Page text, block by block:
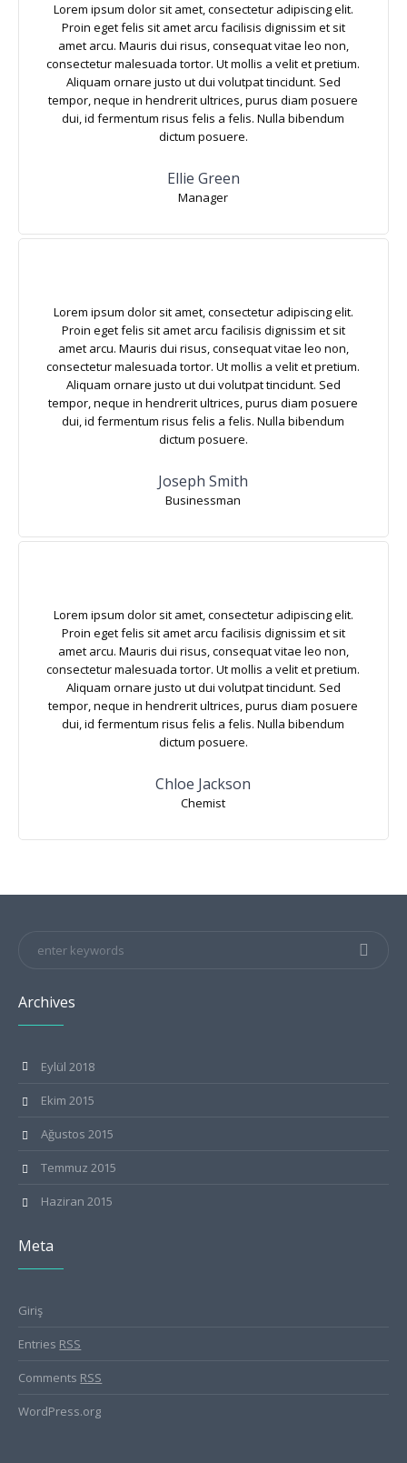
Lorem ipsum dolor sit amet, consectetur adipiscing elit.
Proin eget felis sit amet arcu facilisis dignissim et sit
amet arcu. Mauris dui risus, consequat vitae leo non,
consectetur malesuada tortor. Ut mollis a velit et pretium.
Aliquam ornare justo ut dui volutpat tincidunt. Sed
tempor, neque in hendrerit ultrices, purus diam posuere
dui, id fermentum risus felis a felis. Nulla bibendum
dictum posuere.
Ellie Green
Manager
Lorem ipsum dolor sit amet, consectetur adipiscing elit.
Proin eget felis sit amet arcu facilisis dignissim et sit
amet arcu. Mauris dui risus, consequat vitae leo non,
consectetur malesuada tortor. Ut mollis a velit et pretium.
Aliquam ornare justo ut dui volutpat tincidunt. Sed
tempor, neque in hendrerit ultrices, purus diam posuere
dui, id fermentum risus felis a felis. Nulla bibendum
dictum posuere.
Joseph Smith
Businessman
Lorem ipsum dolor sit amet, consectetur adipiscing elit.
Proin eget felis sit amet arcu facilisis dignissim et sit
amet arcu. Mauris dui risus, consequat vitae leo non,
consectetur malesuada tortor. Ut mollis a velit et pretium.
Aliquam ornare justo ut dui volutpat tincidunt. Sed
tempor, neque in hendrerit ultrices, purus diam posuere
dui, id fermentum risus felis a felis. Nulla bibendum
dictum posuere.
Chloe Jackson
Chemist
Archives
Eylül 2018
Ekim 2015
Ağustos 2015
Temmuz 2015
Haziran 2015
Meta
Giriş
Entries RSS
Comments RSS
WordPress.org